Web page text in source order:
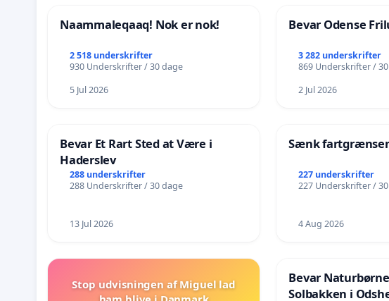
Naammaleqaaq! Nok er nok!
2 518 underskrifter
930 Underskrifter / 30 dage
5 Jul 2026
Bevar Odense
3 282 underskrifter
869 Underskrifter /
2 Jul 2026
Bevar Et Rart Sted at Være i
Haderslev
288 underskrifter
288 Underskrifter / 30 dage
13 Jul 2026
Sænk
227 underskrifter
227 Underskrifter /
4 Aug 2026
Stop udvisningen af Miguel lad
Bevar
Solbakken i